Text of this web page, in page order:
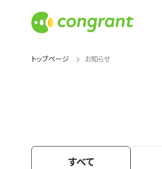
トップページ お知らせ
すべて